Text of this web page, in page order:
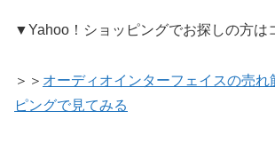
▼Yahoo！ショッピングでお探しの方は
＞＞ オーディオインターフェイスの売れ
ピングで見てみる